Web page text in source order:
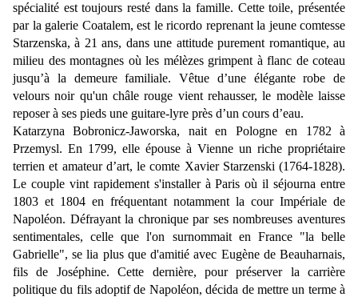
spécialité est toujours resté dans la famille. Cette toile, présentée
par la galerie Coatalem, est le ricordo reprenant la jeune comtesse
Starzenska, à 21 ans, dans une attitude purement romantique, au
milieu des montagnes où les mélèzes grimpent à flanc de coteau
jusqu’à la demeure familiale. Vêtue d’une élégante robe de
velours noir qu'un châle rouge vient rehausser, le modèle laisse
reposer à ses pieds une guitare-lyre près d’un cours d’eau.
Katarzyna Bobronicz-Jaworska, nait en Pologne en 1782 à
Przemysl. En 1799, elle épouse à Vienne un riche propriétaire
terrien et amateur d’art, le comte Xavier Starzenski (1764-1828).
Le couple vint rapidement s'installer à Paris où il séjourna entre
1803 et 1804 en fréquentant notamment la cour Impériale de
Napoléon. Défrayant la chronique par ses nombreuses aventures
sentimentales, celle que l'on surnommait en France "la belle
Gabrielle", se lia plus que d'amitié avec Eugène de Beauharnais,
fils de Joséphine. Cette dernière, pour préserver la carrière
politique du fils adoptif de Napoléon, décida de mettre un terme à